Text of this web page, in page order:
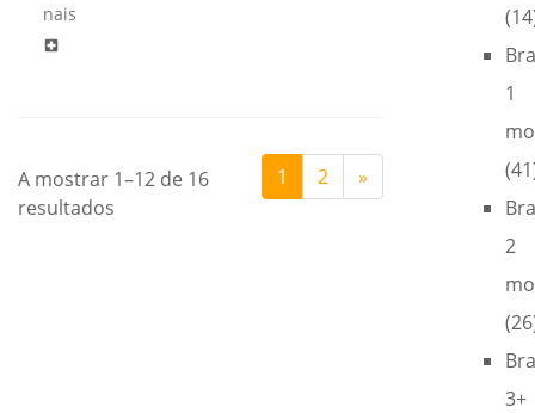
nais
local_hospital
1 2 »
A mostrar 1–12 de 16
resultados
1
2
3+